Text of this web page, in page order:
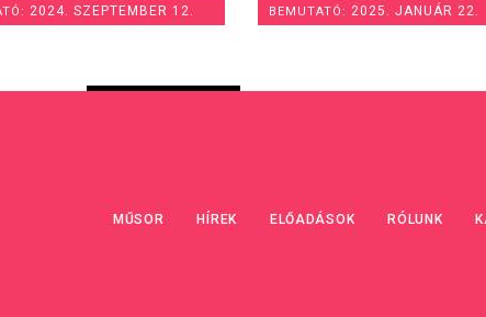
2025. JANUÁR 22. BEMUTATÓ: 2025. OKTÓBER 26.
MŰSOR HÍREK ELŐADÁSOK RÓLUNK